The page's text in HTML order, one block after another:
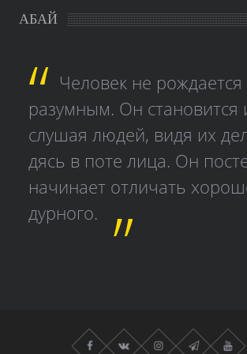
АБАЙ
Человек не рождается
разумным. Он становится
слушая людей, видя их
дясь в поте лица. Он
начинает отличать
дурного.